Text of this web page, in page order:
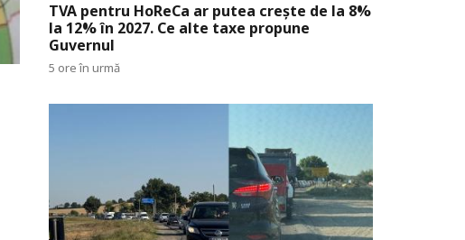
TVA pentru HoReCa ar putea crește de la 8%
la 12% în 2027. Ce alte taxe propune
Guvernul
5 ore în urmă